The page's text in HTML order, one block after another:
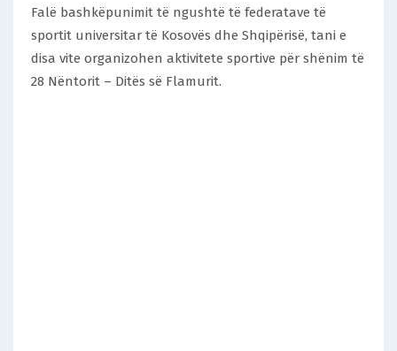
Falë bashkëpunimit të ngushtë të federatave të
sportit universitar të Kosovës dhe Shqipërisë, tani e
disa vite organizohen aktivitete sportive për shënim të
28 Nëntorit – Ditës së Flamurit.